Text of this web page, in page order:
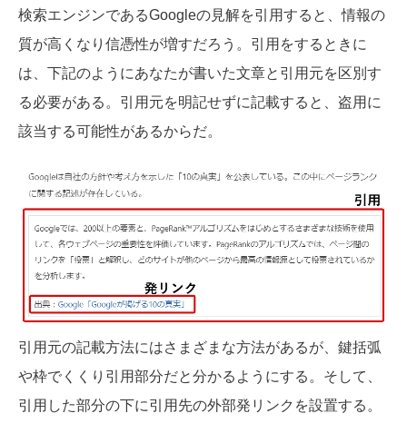
検索エンジンであるGoogleの見解を引用すると、情報の
質が高くなり信憑性が増すだろう。引用をするときに
は、下記のようにあなたが書いた文章と引用元を区別す
る必要がある。引用元を明記せずに記載すると、盗用に
該当する可能性があるからだ。
引用元の記載方法にはさまざまな方法があるが、鍵括弧
や枠でくくり引用部分だと分かるようにする。そして、
引用した部分の下に引用先の外部発リンクを設置する。